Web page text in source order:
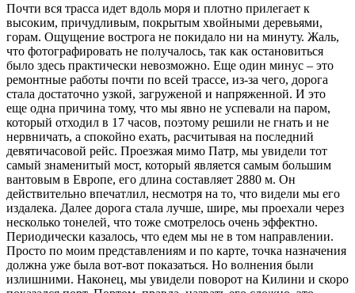
Почти вся трасса идет вдоль моря и плотно прилегает к
высоким, причудливым, покрытым хвойными деревьями,
горам. Ощущение вострога не покидало ни на минуту. Жаль,
что фотографировать не получалось, так как остановиться
было здесь практически невозможно. Еще один минус – это
ремонтные работы почти по всей трассе, из-за чего, дорога
стала достаточно узкой, загруженой и напряженной. И это
еще одна причина тому, что мы явно не успевали на паром,
который отходил в 17 часов, поэтому решили не гнать и не
нервничать, а спокойно ехать, расчитывая на последний
девятичасовой рейс. Проезжая мимо Патр, мы увидели тот
самый знаменитый мост, который является самым большим
вантовым в Европе, его длина составляет 2880 м. Он
действительно впечатлил, несмотря на то, что видели мы его
издалека. Далее дорога стала лучше, шире, мы проехали через
несколько тонелей, что тоже смотрелось очень эффектно.
Периодически казалось, что едем мы не в том направлении.
Просто по моим представлениям и по карте, точка назначения
должна уже была вот-вот показаться. Но волнения были
излишними. Наконец, мы увидели поворот на Килини и скоро